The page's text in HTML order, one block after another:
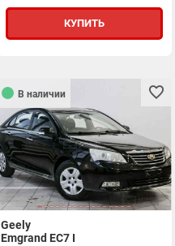
КУПИТЬ
В наличии
Geely
Emgrand EC7 I